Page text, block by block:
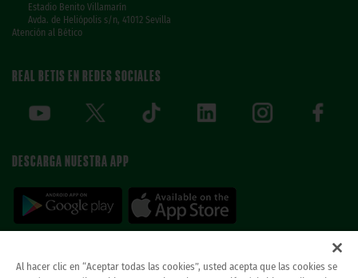
Estadio Benito Villamarín
Avda. de Heliópolis s/n, 41012 Sevilla
Atención al Bético
REAL BETIS EN REDES SOCIALES
DESCARGA NUESTRA APP
Al hacer clic en “Aceptar todas las cookies”, usted acepta que las cookies se